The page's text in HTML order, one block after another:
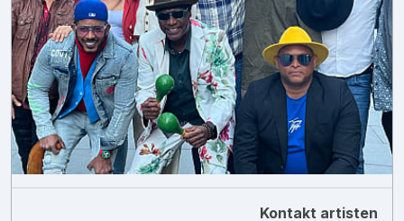
Kontakt artisten